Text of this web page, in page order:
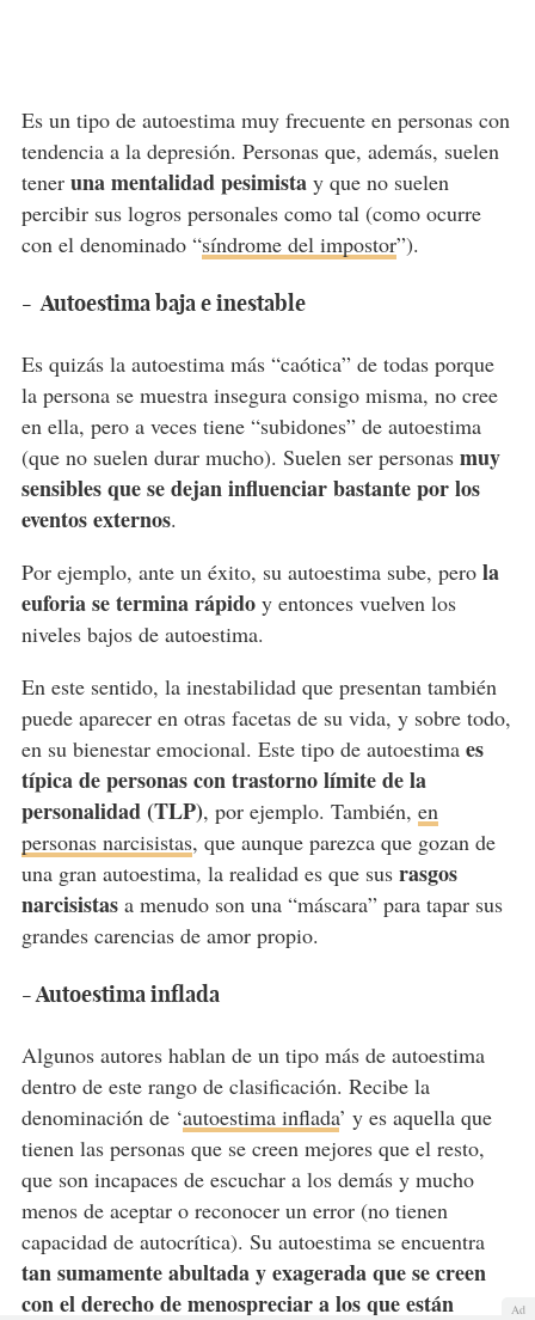
Es un tipo de autoestima muy frecuente en personas con
tendencia a la depresión. Personas que, además, suelen
teneruna mentalidad pesimistay que no suelen
percibir sus logros personales como tal (como ocurre
con el denominado “síndrome del impostor”).
- Autoestima baja e inestable
Es quizás la autoestima más “caótica” de todas porque
la persona se muestra insegura consigo misma, no cree
en ella, pero a veces tiene “subidones” de autoestima
(que no suelen durar mucho). Suelen ser personas muy
sensibles que se dejan influenciar bastante por los
eventos externos.
Por ejemplo, ante un éxito, su autoestima sube, pero la
euforia se termina rápidoy entonces vuelven los
niveles bajos de autoestima.
En este sentido, la inestabilidad que presentan también
puede aparecer en otras facetas de su vida, y sobre todo,
en su bienestar emocional. Este tipo de autoestima es
típica de personas con trastorno límite de la
personalidad (TLP), por ejemplo. También, en
personas narcisistas, que aunque parezca que gozan de
una gran autoestima, la realidad es que sus rasgos
narcisistasa menudo son una “máscara” para tapar sus
grandes carencias de amor propio.
- Autoestima inflada
Algunos autores hablan de un tipo más de autoestima
dentro de este rango de clasificación. Recibe la
denominación de ‘autoestima inflada’ y es aquella que
tienen las personas que se creen mejores que el resto,
que son incapaces de escuchar a los demás y mucho
menos de aceptar o reconocer un error (no tienen
capacidad de autocrítica). Su autoestima se encuentra
tan sumamente abultada y exagerada que se creen
con el derecho de menospreciar a los que están
Ad